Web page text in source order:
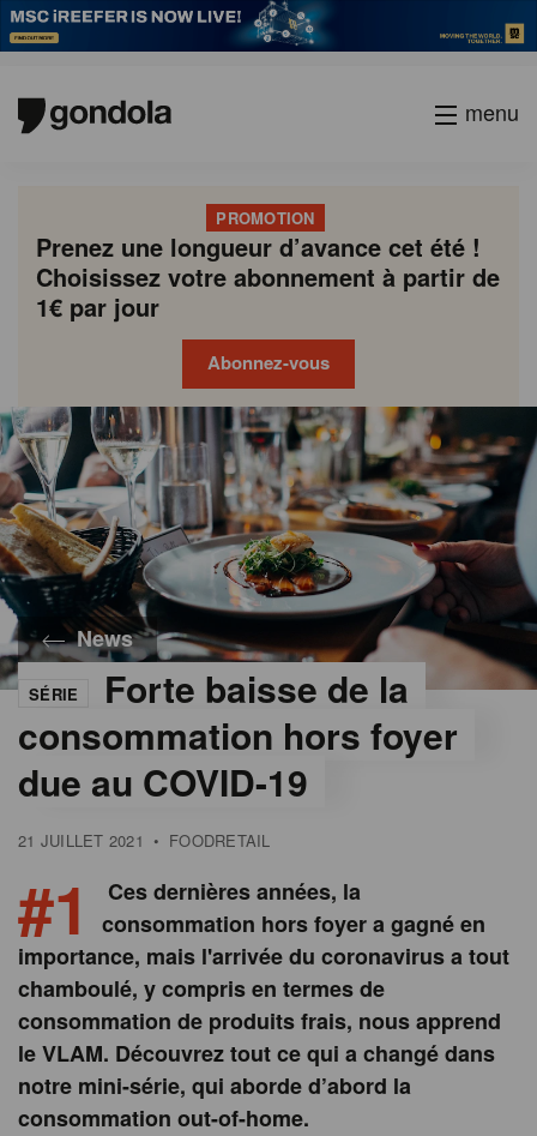
menu
PROMOTION
Prenez une longueur d’avance cet été !
Choisissez votre abonnement à partir de
1€ par jour
Abonnez-vous
News
SÉRIE
Forte baisse de la
consommation hors foyer
due au COVID-19
21 JUILLET 2021 • FOODRETAIL
#1
Ces dernières années, la
consommation hors foyer a gagné en
importance, mais l'arrivée du coronavirus a tout
chamboulé, y compris en termes de
consommation de produits frais, nous apprend
le VLAM. Découvrez tout ce qui a changé dans
notre mini-série, qui aborde d’abord la
consommation out-of-home.
Gondola
academy
Gondola
society